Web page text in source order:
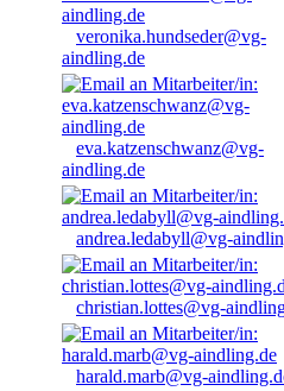
veronika.hundseder@vg-
aindling.de
eva.katzenschwanz@vg-
aindling.de
andrea.ledabyll@vg-
christian.lottes@vg-
harald.marb@vg-